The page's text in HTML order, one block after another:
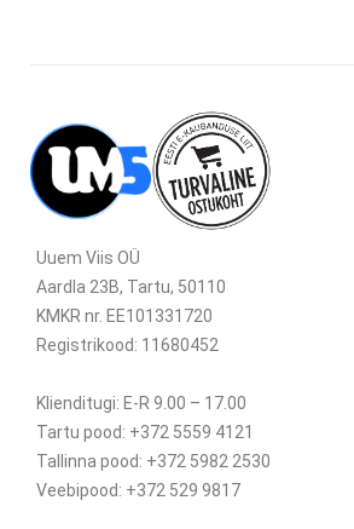
Uuem Viis OÜ
Aardla 23B, Tartu, 50110
KMKR nr. EE101331720
Registrikood: 11680452
Klienditugi: E-R 9.00 – 17.00
Tartu pood: +372 5559 4121
Tallinna pood: +372 5982 2530
Veebipood: +372 529 9817